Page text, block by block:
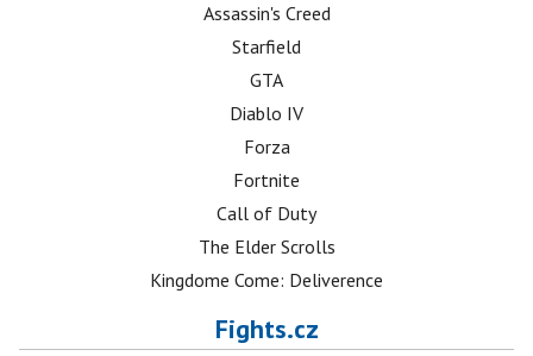
Assassin's Creed
Starfield
GTA
Diablo IV
Forza
Fortnite
Call of Duty
The Elder Scrolls
Kingdome Come: Deliverence
Fights.cz